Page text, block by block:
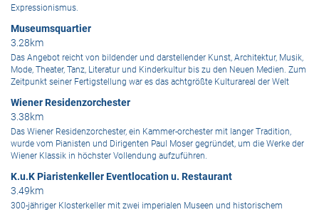
Expressionismus.
Museumsquartier
3.28km
Das Angebot reicht von bildender und darstellender Kunst, Architektur, Musik,
Mode, Theater, Tanz, Literatur und Kinderkultur bis zu den Neuen Medien. Zum
Zeitpunkt seiner Fertigstellung war es das achtgrößte Kulturareal der Welt
Wiener Residenzorchester
3.38km
Das Wiener Residenzorchester, ein Kammer-orchester mit langer Tradition,
wurde vom Pianisten und Dirigenten Paul Moser gegründet, um die Werke der
Wiener Klassik in höchster Vollendung aufzuführen.
K.u.K Piaristenkeller Eventlocation u. Restaurant
3.49km
300-jähriger Klosterkeller mit zwei imperialen Museen und historischem